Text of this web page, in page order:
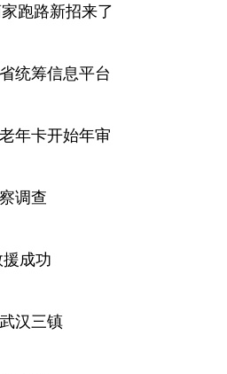
跑路新招来了
统筹信息平台
年卡开始年审
调查
成功
汉三镇